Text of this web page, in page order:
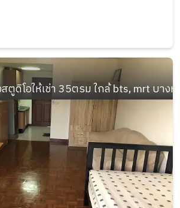
ดิโอให้เช่า 35ตรม ใกล้ bts, mrt บาง